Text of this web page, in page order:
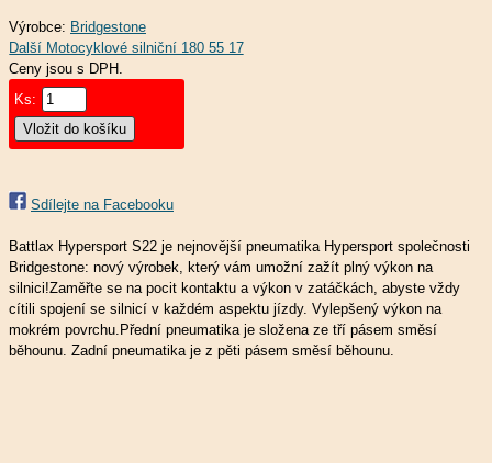
Výrobce: Bridgestone
Ceny jsou s DPH.
Ks:
Sdílejte na Facebooku
Battlax Hypersport S22 je nejnovější pneumatika Hypersport společnosti
Bridgestone: nový výrobek, který vám umožní zažít plný výkon na
silnici!Zaměřte se na pocit kontaktu a výkon v zatáčkách, abyste vždy
cítili spojení se silnicí v každém aspektu jízdy. Vylepšený výkon na
mokrém povrchu.Přední pneumatika je složena ze tří pásem směsí
běhounu. Zadní pneumatika je z pěti pásem směsí běhounu.